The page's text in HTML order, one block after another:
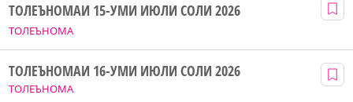
ТОЛЕЪНОМА
ТОЛЕЪНОМАИ 15-УМИ ИЮЛИ СОЛИ 2026
ТОЛЕЪНОМА
ТОЛЕЪНОМАИ 16-УМИ ИЮЛИ СОЛИ 2026